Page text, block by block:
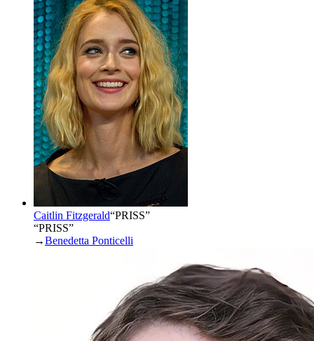
Caitlin Fitzgerald“PRISS”
“PRISS”
→Benedetta Ponticelli